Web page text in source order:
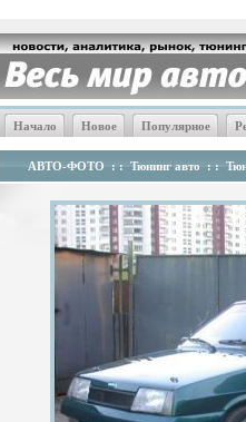
Начало Новое Популярное
АВТО-ФОТО : : Тюнинг авто : :